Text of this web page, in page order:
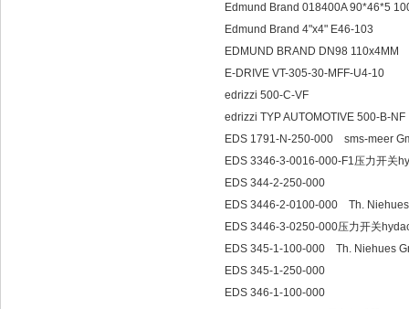
Edmund Brand 018400A 90*46*5
Edmund Brand 4"x4" E46-103
EDMUND BRAND DN98 110x4MM
E-DRIVE VT-305-30-MFF-U4-10
edrizzi 500-C-VF
edrizzi TYP AUTOMOTIVE 500-B-
EDS 1791-N-250-000 sms-meer
EDS 3346-3-0016-000-F1压力开关
EDS 344-2-250-000
EDS 3446-2-0100-000 Th.
EDS 3446-3-0250-000压力开关
EDS 345-1-100-000 Th. Niehues
EDS 345-1-250-000
EDS 346-1-100-000